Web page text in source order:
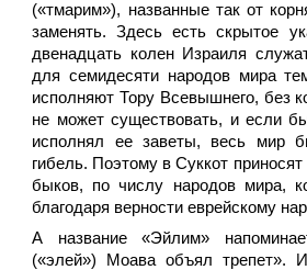
(«тмарим»), названные так от
заменять. Здесь есть скрытое
двенадцать колен Израиля
для семидесяти народов мира
исполняют Тору Всевышнего, без
не может существовать, и если
исполнял ее заветы, весь мир
гибель. Поэтому в Суккот
быков, по числу народов мира,
благодаря верности еврейскому
А название «Эйлим»
(«элей») Моава объял трепет».